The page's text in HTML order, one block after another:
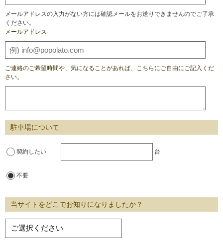
メールアドレスの入力がない方には確認メールをお送りできませんのでご了承
ください。
メールアドレス
ご連絡のご希望時間や、気になることがあれば、こちらにご自由にご記入くだ
さい。
駐車場について
契約したい 台
不要
当サイトをどこでお知りになりましたか？